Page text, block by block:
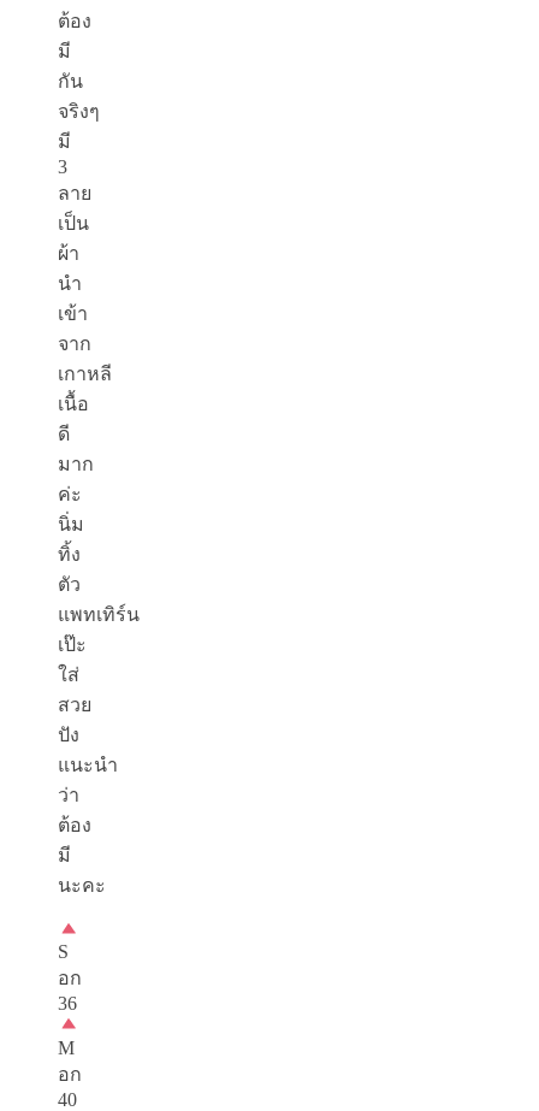
ต้อง
มี
กัน
จริงๆ
มี
3
ลาย
เป็น
ผ้า
นำ
เข้า
จาก
เกาหลี
เนื้อ
ดี
มาก
ค่ะ
นิ่ม
ทิ้ง
ตัว
แพทเทิร์น
เป๊ะ
ใส่
สวย
ปัง
แนะนำ
ว่า
ต้อง
มี
นะคะ
S
อก
36
M
อก
40